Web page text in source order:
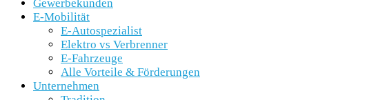
Gewerbekunden
E-Mobilität
E-Autospezialist
Elektro vs Verbrenner
E-Fahrzeuge
Alle Vorteile & Förderungen
Unternehmen